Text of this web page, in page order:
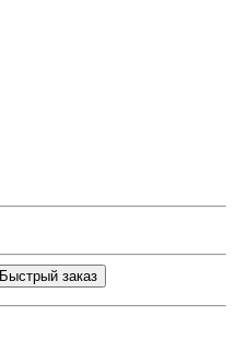
Быстрый заказ